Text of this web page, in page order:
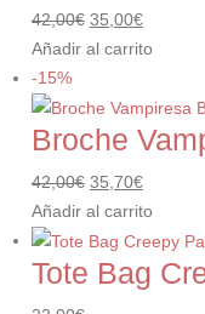
42,00€ El
precio
era:
42,00€.
35,00€El
precio
es:
35,00€.
Añadir al carrito
-15%
Broche
42,00€ El
precio
original
era:
35,70€El
precio
actual
es:
Añadir al carrito
Tote Bag